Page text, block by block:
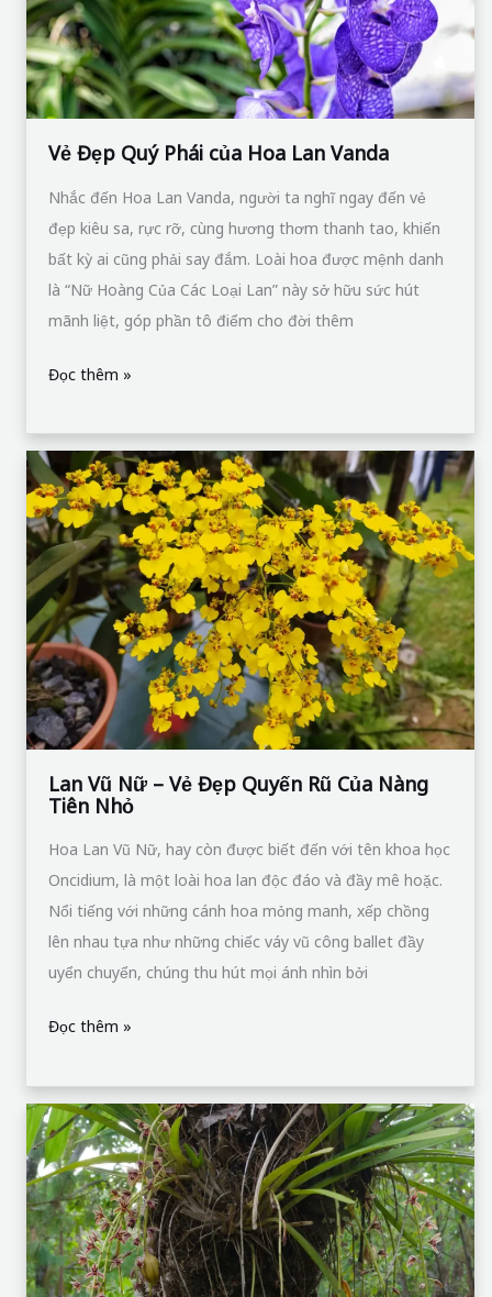
Vẻ Đẹp Quý Phái của Hoa Lan Vanda
Nhắc đến Hoa Lan Vanda, người ta nghĩ ngay đến vẻ
đẹp kiêu sa, rực rỡ, cùng hương thơm thanh tao, khiến
bất kỳ ai cũng phải say đắm. Loài hoa được mệnh danh
là “Nữ Hoàng Của Các Loại Lan” này sở hữu sức hút
mãnh liệt, góp phần tô điểm cho đời thêm
Lan
Vanda
Đọc thêm »
Lan Vũ Nữ – Vẻ Đẹp Quyến Rũ Của Nàng
Tiên Nhỏ
Hoa Lan Vũ Nữ, hay còn được biết đến với tên khoa học
Oncidium, là một loài hoa lan độc đáo và đầy mê hoặc.
Nổi tiếng với những cánh hoa mỏng manh, xếp chồng
lên nhau tựa như những chiếc váy vũ công ballet đầy
uyển chuyển, chúng thu hút mọi ánh nhìn bởi
Lan
Vũ
Nữ
–
Vẻ
Đẹp
Quyến
Rũ
Của
Nàng
Tiên
Nhỏ
Đọc thêm »
Lan
Kiếm
Lô
Hội
–
Nét